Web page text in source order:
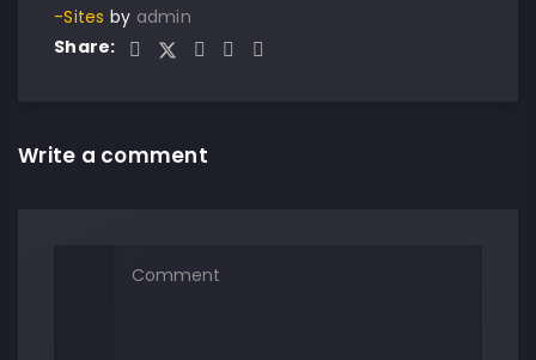
-Sites by admin
Share:
Write a comment